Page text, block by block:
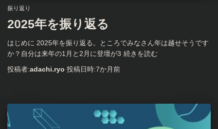
振り返り
2025年を振り返る
はじめに 2025年を振り返る。ところでみなさん年は越せそうです
か？自分は来年の1月と2月に登壇が3 続きを読む
投稿者:adachi.ryo 投稿日時:7か月前